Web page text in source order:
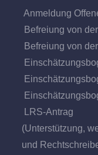
Anmeldung
Befreiung von
Befreiung von
LRS-Antrag
(Unterstützung,
und